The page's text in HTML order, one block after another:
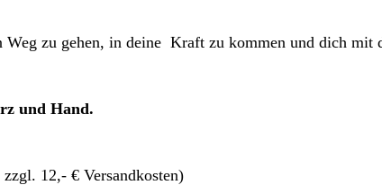
zu gehen, in deine Kraft zu kommen und dich mit
und Hand.
12,- € Versandkosten)